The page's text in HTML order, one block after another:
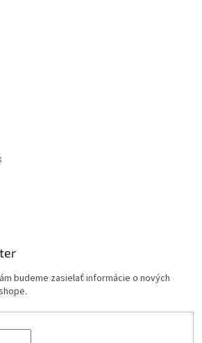
budeme zasielať informácie o nových